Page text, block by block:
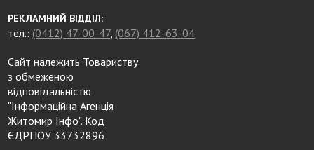
РЕКЛАМНИЙ ВІДДІЛ:
тел.: (0412) 47-00-47, (067) 412-63-04
Сайт належить Товариству
з обмеженою
відповідальністю
"Інформаційна Агенція
Житомир Інфо". Код
ЄДРПОУ 33732896